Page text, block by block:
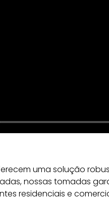
uma solução
nossas tomadas
residenciais e